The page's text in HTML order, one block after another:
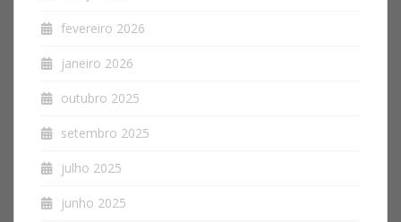
fevereiro 2026
janeiro 2026
outubro 2025
setembro 2025
julho 2025
junho 2025